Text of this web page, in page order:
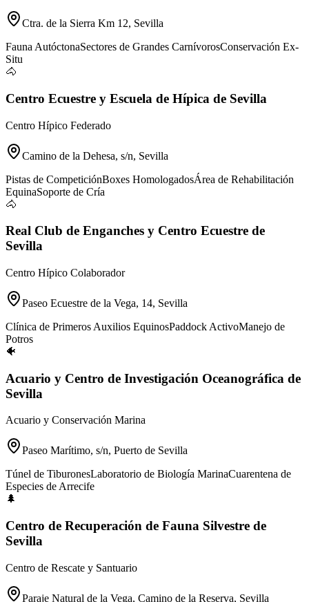
Ctra. de la Sierra Km 12, Sevilla
Fauna AutóctonaSectores de Grandes CarnívorosConservación Ex-
Situ
🐴
Centro Ecuestre y Escuela de Hípica de Sevilla
Centro Hípico Federado
Camino de la Dehesa, s/n, Sevilla
Pistas de CompeticiónBoxes HomologadosÁrea de Rehabilitación
EquinaSoporte de Cría
🐴
Real Club de Enganches y Centro Ecuestre de
Sevilla
Centro Hípico Colaborador
Paseo Ecuestre de la Vega, 14, Sevilla
Clínica de Primeros Auxilios EquinosPaddock ActivoManejo de
Potros
🐠
Acuario y Centro de Investigación Oceanográfica de
Sevilla
Acuario y Conservación Marina
Paseo Marítimo, s/n, Puerto de Sevilla
Túnel de TiburonesLaboratorio de Biología MarinaCuarentena de
Especies de Arrecife
🌲
Centro de Recuperación de Fauna Silvestre de
Sevilla
Centro de Rescate y Santuario
Paraje Natural de la Vega, Camino de la Reserva, Sevilla